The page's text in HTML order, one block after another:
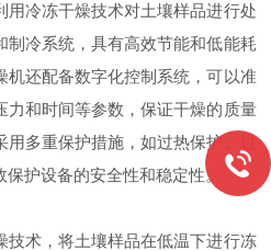
冷冻干燥技术对土壤样品进行处
制冷系统，具有高效节能和低能耗
机还配备数字化控制系统，可以准
力和时间等参数，保证干燥的质量
用多重保护措施，如过热保护、过
护设备的安全性和稳定性。
术，将土壤样品在低温下进行冻